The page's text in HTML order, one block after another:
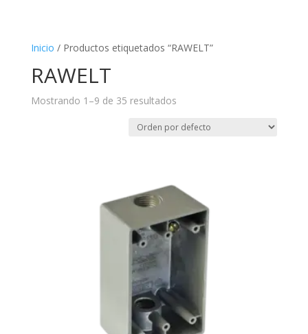
Inicio / Productos etiquetados “RAWELT”
RAWELT
Mostrando 1–9 de 35 resultados